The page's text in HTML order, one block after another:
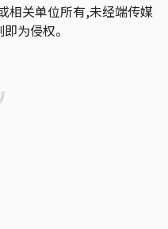
相关单位所有,未经端传媒
为侵权。